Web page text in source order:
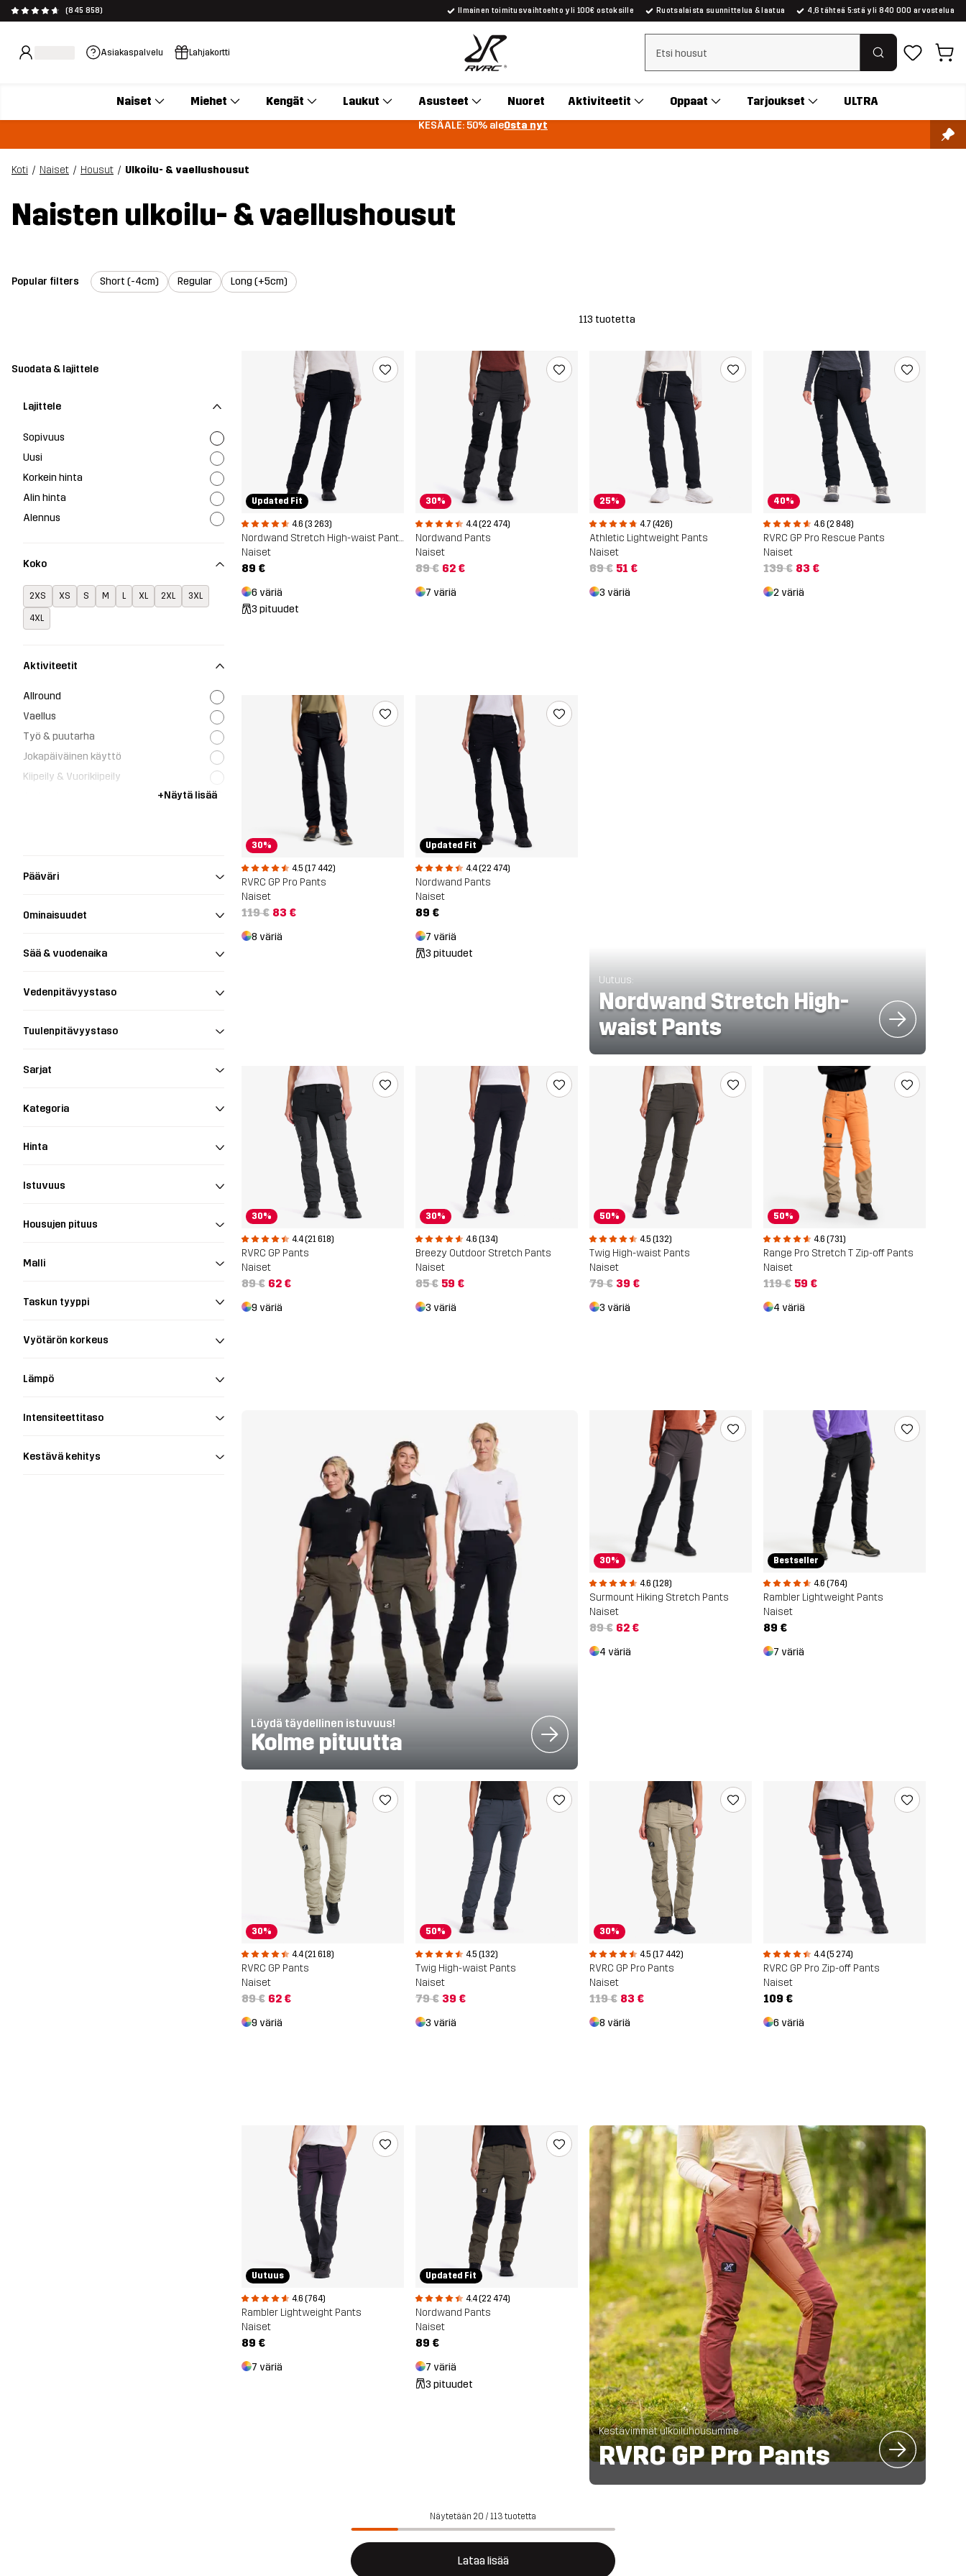
(845 858) Ilmainen toimitusvaihtoehto yli 100€ ostoksille Ruotsalaista suunnittelua & laatua 4,6 tähteä 5:stä yli 840 000 arvostelua
Asiakaspalvelu Lahjakortti Tyhjennä haku
Naiset Miehet Kengät Laukut Asusteet Nuoret Aktiviteetit Oppaat Tarjoukset ULTRA
KESÄALE: 50% aleOsta nyt
Koti Naiset Housut Ulkoilu- & vaellushousut
Naisten ulkoilu- & vaellushousut
Popular filters Short (-4cm) Regular Long (+5cm)
113 tuotetta
Suodata & lajittele
Lajittele
Sopivuus
Uusi
Korkein hinta
Alin hinta
Alennus
Koko
2XS XS S M L XL 2XL 3XL
4XL
Aktiviteetit
Allround
Vaellus
Työ & puutarha
Jokapäiväinen käyttö
Kiipeily & Vuorikiipeily
+Näytä lisää
Pääväri
Ominaisuudet
Sää & vuodenaika
Vedenpitävyystaso
Tuulenpitävyystaso
Sarjat
Kategoria
Hinta
Istuvuus
Housujen pituus
Malli
Taskun tyyppi
Vyötärön korkeus
Lämpö
Intensiteettitaso
Kestävä kehitys
Updated Fit
4.6 (3 263)
Nordwand Stretch High-waist Pants
Naiset
89 €
6 väriä
3 pituudet
30%
4.4 (22 474)
Nordwand Pants
Naiset
89 € 62 €
7 väriä
25%
4.7 (426)
Athletic Lightweight Pants
Naiset
69 € 51 €
3 väriä
40%
4.6 (2 848)
RVRC GP Pro Rescue Pants
Naiset
139 € 83 €
2 väriä
30%
4.5 (17 442)
RVRC GP Pro Pants
Naiset
119 € 83 €
8 väriä
Updated Fit
4.4 (22 474)
Nordwand Pants
Naiset
89 €
7 väriä
3 pituudet
Uutuus:
Nordwand Stretch High-
waist Pants
30%
4.4 (21 618)
RVRC GP Pants
Naiset
89 € 62 €
9 väriä
30%
4.6 (134)
Breezy Outdoor Stretch Pants
Naiset
85 € 59 €
3 väriä
50%
4.5 (132)
Twig High-waist Pants
Naiset
79 € 39 €
3 väriä
50%
4.6 (731)
Range Pro Stretch T Zip-off Pants
Naiset
119 € 59 €
4 väriä
Löydä täydellinen istuvuus!
Kolme pituutta
30%
4.6 (128)
Surmount Hiking Stretch Pants
Naiset
89 € 62 €
4 väriä
Bestseller
4.6 (764)
Rambler Lightweight Pants
Naiset
89 €
7 väriä
30%
4.4 (21 618)
RVRC GP Pants
Naiset
89 € 62 €
9 väriä
50%
4.5 (132)
Twig High-waist Pants
Naiset
79 € 39 €
3 väriä
30%
4.5 (17 442)
RVRC GP Pro Pants
Naiset
119 € 83 €
8 väriä
4.4 (5 274)
RVRC GP Pro Zip-off Pants
Naiset
109 €
6 väriä
Uutuus
4.6 (764)
Rambler Lightweight Pants
Naiset
89 €
7 väriä
Updated Fit
4.4 (22 474)
Nordwand Pants
Naiset
89 €
7 väriä
3 pituudet
Kestävimmät ulkoiluhousumme
RVRC GP Pro Pants
Näytetään 20 / 113 tuotetta
Lataa lisää